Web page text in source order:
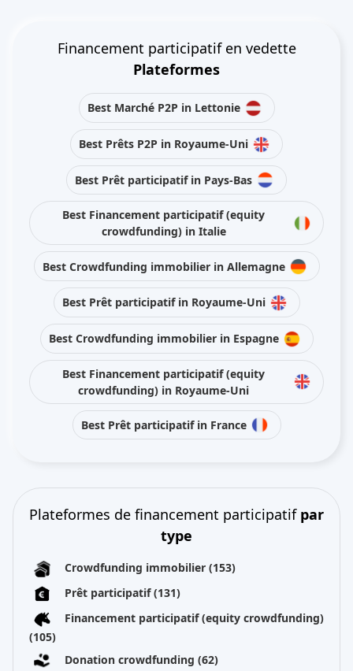
Financement participatif en vedette
Plateformes
Best Marché P2P in Lettonie
Best Prêts P2P in Royaume-Uni
Best Prêt participatif in Pays-Bas
Best Financement participatif (equity
crowdfunding) in Italie
Best Crowdfunding immobilier in Allemagne
Best Prêt participatif in Royaume-Uni
Best Crowdfunding immobilier in Espagne
Best Financement participatif (equity
crowdfunding) in Royaume-Uni
Best Prêt participatif in France
Plateformes de financement participatif par
type
Crowdfunding immobilier (153)
Prêt participatif(131)
Financement participatif (equity crowdfunding)
(105)
Donation crowdfunding (62)